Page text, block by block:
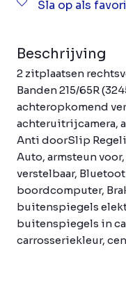
Sla op als
Beschrijving
2 zitplaatsen
Banden 215/65R
achteropkomend
achteruitrijcamera,
Anti doorSlip
Auto, armsteun
verstelbaar,
boordcomputer,
buitenspiegels
buitenspiegels in
carrosseriekleur,